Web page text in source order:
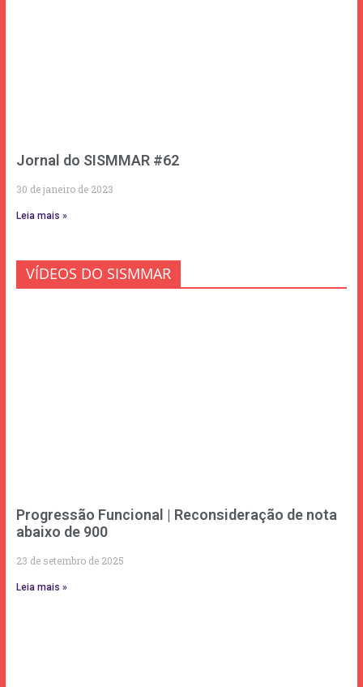
Jornal do SISMMAR #62
30 de janeiro de 2023
Leia mais »
VÍDEOS DO SISMMAR
Progressão Funcional | Reconsideração de nota
abaixo de 900
23 de setembro de 2025
Leia mais »